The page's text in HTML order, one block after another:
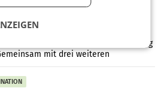
Führungsteam neu auf
Digitalagentur kju: erweitert ihre
mit Anfang August in die Agenturleitung
mit drei weiteren
entsteht